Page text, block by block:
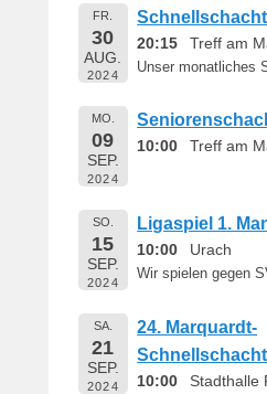
FR.
30
AUG.
2024
20:15 Treff am
Unser monatliches
MO.
09
SEP.
2024
10:00 Treff am
SO.
15
SEP.
2024
Ligaspiel 1.
10:00 Urach
Wir spielen gegen
SA.
21
SEP.
2024
24. Marquardt-
10:00 Stadthalle